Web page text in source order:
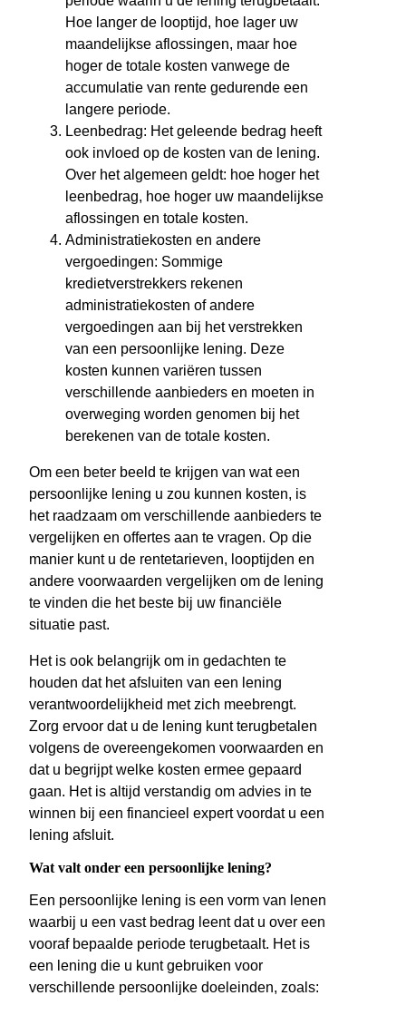
Hoe langer de looptijd, hoe lager uw
maandelijkse aflossingen, maar hoe
hoger de totale kosten vanwege de
accumulatie van rente gedurende een
langere periode.
Leenbedrag: Het geleende bedrag heeft
ook invloed op de kosten van de lening.
Over het algemeen geldt: hoe hoger het
leenbedrag, hoe hoger uw maandelijkse
aflossingen en totale kosten.
Administratiekosten en andere
vergoedingen: Sommige
kredietverstrekkers rekenen
administratiekosten of andere
vergoedingen aan bij het verstrekken
van een persoonlijke lening. Deze
kosten kunnen variëren tussen
verschillende aanbieders en moeten in
overweging worden genomen bij het
berekenen van de totale kosten.
Om een beter beeld te krijgen van wat een
persoonlijke lening u zou kunnen kosten, is
het raadzaam om verschillende aanbieders te
vergelijken en offertes aan te vragen. Op die
manier kunt u de rentetarieven, looptijden en
andere voorwaarden vergelijken om de lening
te vinden die het beste bij uw financiële
situatie past.
Het is ook belangrijk om in gedachten te
houden dat het afsluiten van een lening
verantwoordelijkheid met zich meebrengt.
Zorg ervoor dat u de lening kunt terugbetalen
volgens de overeengekomen voorwaarden en
dat u begrijpt welke kosten ermee gepaard
gaan. Het is altijd verstandig om advies in te
winnen bij een financieel expert voordat u een
lening afsluit.
Wat valt onder een persoonlijke lening?
Een persoonlijke lening is een vorm van lenen
waarbij u een vast bedrag leent dat u over een
vooraf bepaalde periode terugbetaalt. Het is
een lening die u kunt gebruiken voor
verschillende persoonlijke doeleinden, zoals: